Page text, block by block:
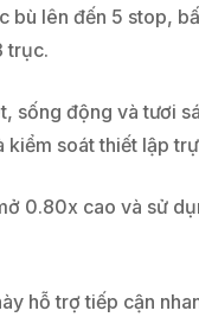
lên đến 5 stop,
trục.
sống động và tươi
soát thiết lập
0.80x cao và sử
hỗ trợ tiếp cận